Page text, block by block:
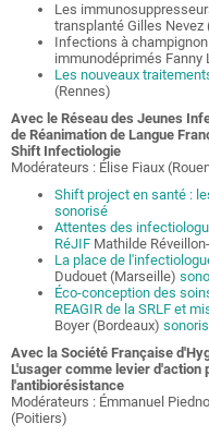
Les
transplanté Gilles Nevez
Infections à
immunodéprimés Fanny
Les nouveaux
(Rennes)
Avec le Réseau des Jeunes
de Réanimation de Langue
Shift Infectiologie
Modérateurs : Élise Fiaux
Shift project en santé :
sonorisé
Attentes des
RéJIF Mathilde
La place de
Dudouet (Marseille)
Éco-conception des
REAGIR de la SRLF et
Boyer (Bordeaux)
Avec la Société Française
L'usager comme levier d'action
l'antibiorésistance
Modérateurs : Émmanuel
(Poitiers)